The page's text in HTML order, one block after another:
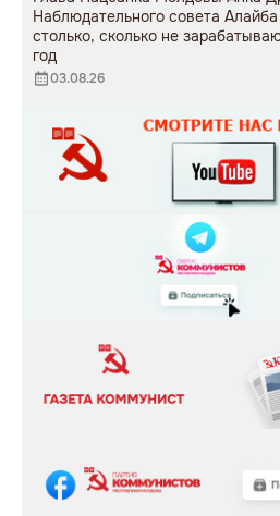
Наблюдательного совета
столько, сколько не
год
03.08.26